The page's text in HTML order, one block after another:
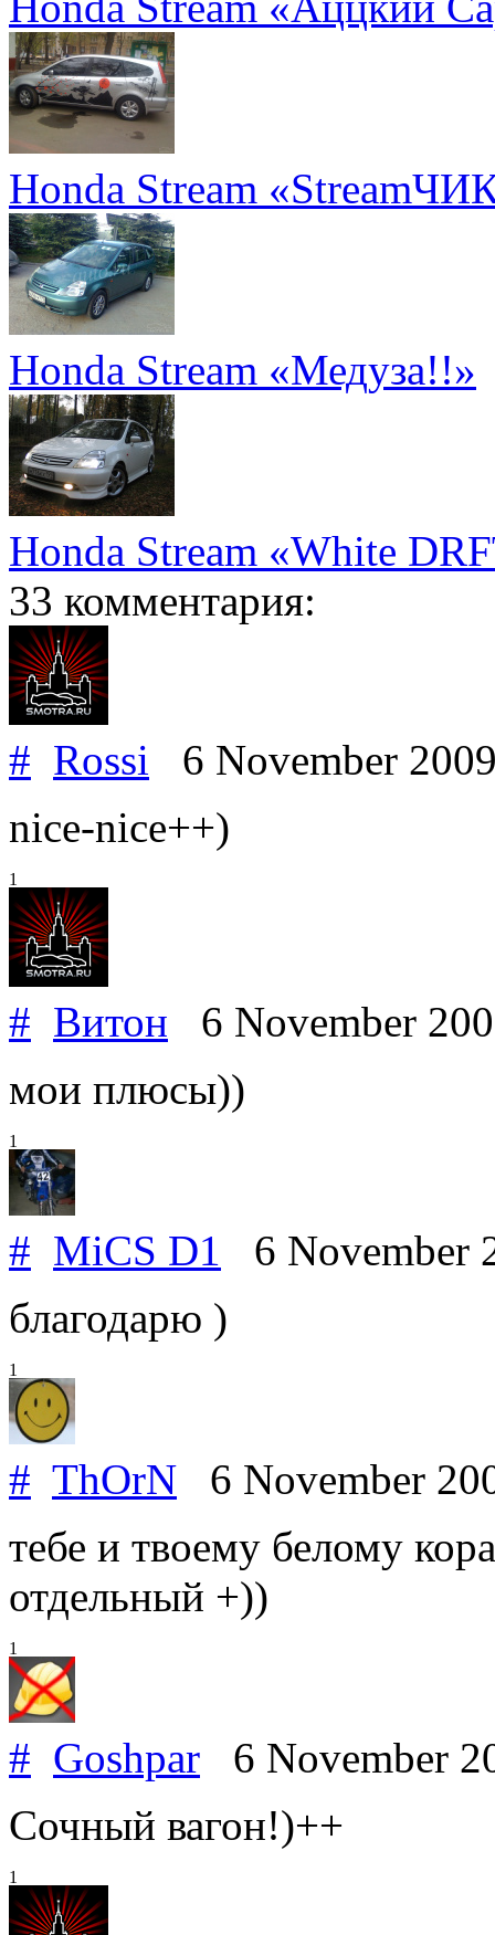
Honda Stream
Honda Stream «Медуза!!»
Honda Stream «White
33 комментария:
# Rossi 6 November
nice-nice++)
1
# Витон 6 November
мои плюсы))
1
# MiCS D1 6 November
благодарю )
1
# ThOrN 6 November
тебе и твоему белому
отдельный +))
1
# Goshpar 6 November
Сочный вагон!)++
1